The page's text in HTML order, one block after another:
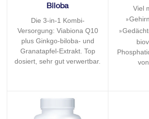
Biloba
Die 3-in-1 Kombi-
Versorgung: Viabiona Q10
plus Ginkgo-biloba- und
Granatapfel-Extrakt. Top
dosiert, sehr gut verwertbar.
Viel
»
»